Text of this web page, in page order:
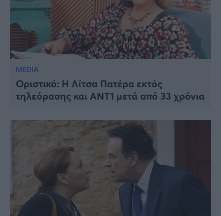
MEDIA
Οριστικό: Η Λίτσα Πατέρα εκτός
τηλεόρασης και ANT1 μετά από 33 χρόνια